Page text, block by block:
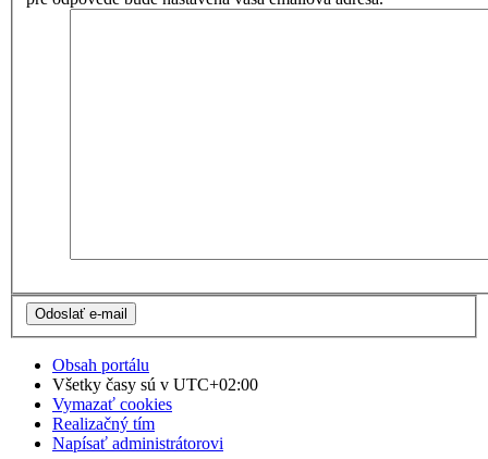
Obsah portálu
Všetky časy sú v UTC+02:00
Vymazať cookies
Realizačný tím
Napísať administrátorovi